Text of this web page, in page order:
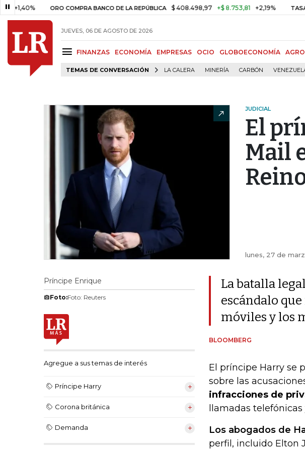
ORO COMPRA BANCO DE LA REPÚBLICA $ 408.498,97 +$ 8.753,81 +2,19% TASA DE
JUEVES, 06 DE AGOSTO DE 2026
FINANZAS ECONOMÍA EMPRESAS OCIO GLOBOECONOMÍA
TEMAS DE CONVERSACIÓN LA CALERA MINERÍA CARBÓN
JUDICIAL
El
Mail
lunes, 27 de
Príncipe Enrique
Foto:Foto: Reuters
Agregue a sus temas de interés
Príncipe Harry
Corona británica
Demanda
La batalla
escándalo
móviles y los
BLOOMBERG
El príncipe Harry se
sobre las
infracciones de
llamadas
Los abogados de
perfil, incluido Elton